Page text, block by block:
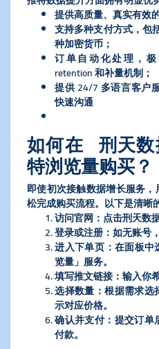
提供高质量、真实有效
支持多种支付方式，包
种加密货币；
订单自动化处理，
retention 和补量机制；
提供 24/7 多语言客户
快速沟通
如何在 刑天
特浏览量购买？
即使初次接触数据增长服务
松完成购买流程。以下是清晰
​访问官网​ ：点击刑天数
​登录或注册​ ：如无账号
​进入下单页​ ：在面板
览量」服务。
​填写推文链接​ ：输入你
​选择数量​ ：根据需求
示对应价格。
​确认并支付​：提交订单
付款。